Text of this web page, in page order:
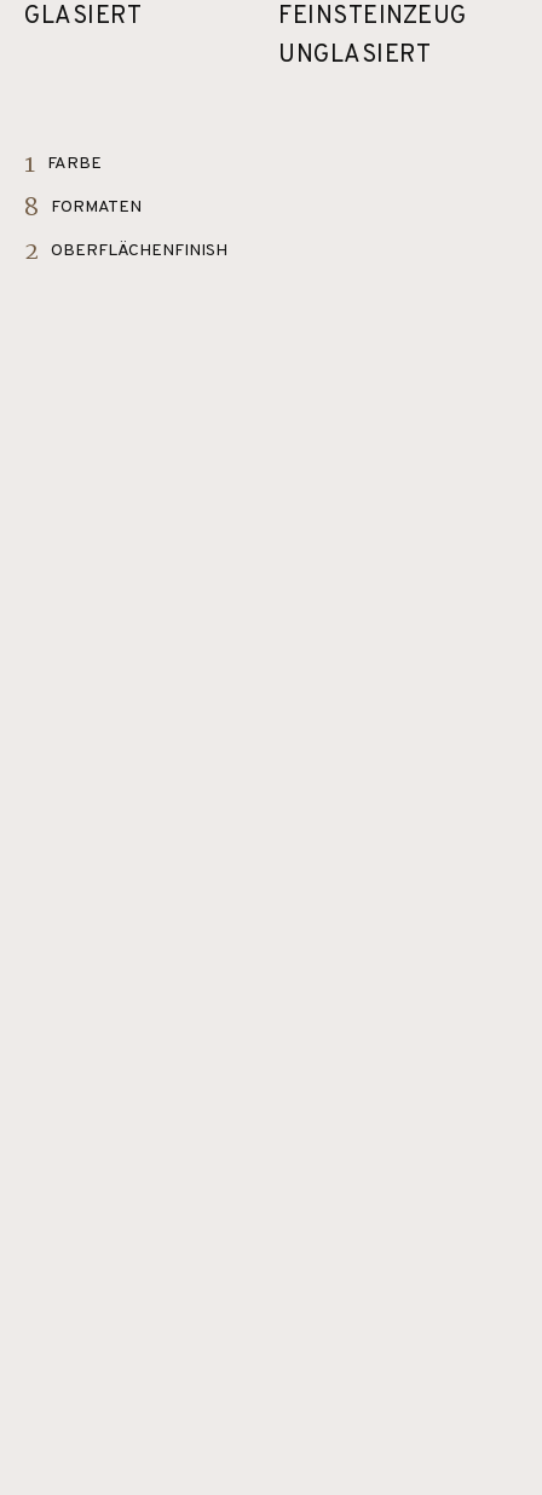
GLASIERT
FEINSTEINZEUG
UNGLASIERT
1 FARBE
8 FORMATEN
2 OBERFLÄCHENFINISH